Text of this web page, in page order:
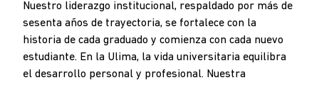
Nuestro liderazgo institucional, respaldado por más de
sesenta años de trayectoria, se fortalece con la
historia de cada graduado y comienza con cada nuevo
estudiante. En la Ulima, la vida universitaria equilibra
el desarrollo personal y profesional. Nuestra